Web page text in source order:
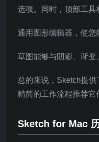
选项。同时，顶部工具
通用图形编辑器，使您
草图能够与阴影、渐变
总的来说，Sketch提
精简的工作流程推荐它
Sketch for Mac